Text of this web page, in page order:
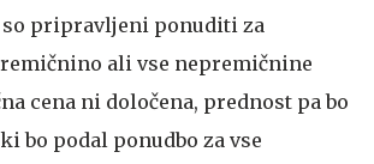
pripravljeni ponuditi za
ali vse nepremičnine
cena ni določena, prednost pa bo
bo podal ponudbo za vse